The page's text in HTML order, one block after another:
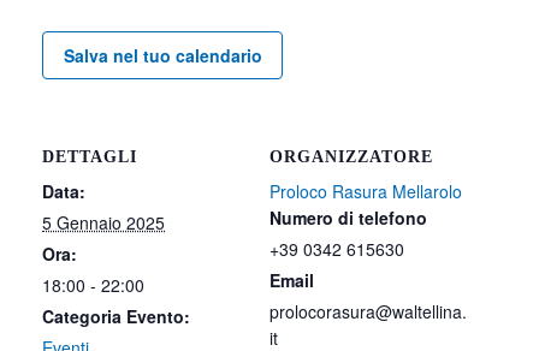
Salva nel tuo calendario
DETTAGLI
Data:
5 Gennaio 2025
Ora:
18:00 - 22:00
Categoria Evento:
ORGANIZZATORE
Proloco Rasura Mellarolo
Numero di telefono
+39 0342 615630
Email
prolocorasura@waltellina.
it